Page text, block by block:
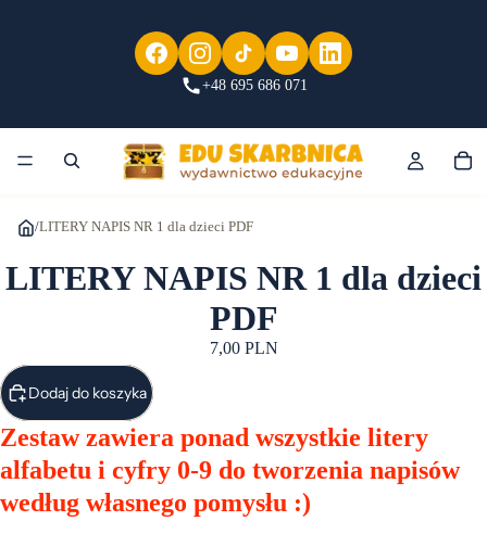
+48 695 686 071
/LITERY NAPIS NR 1 dla dzieci PDF
LITERY NAPIS NR 1 dla dzieci
PDF
7,00 PLN
Dodaj do koszyka
Zestaw zawiera ponad wszystkie litery
alfabetu i cyfry 0-9 do tworzenia napisów
według własnego pomysłu :)